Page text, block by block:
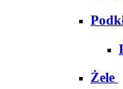
Żele